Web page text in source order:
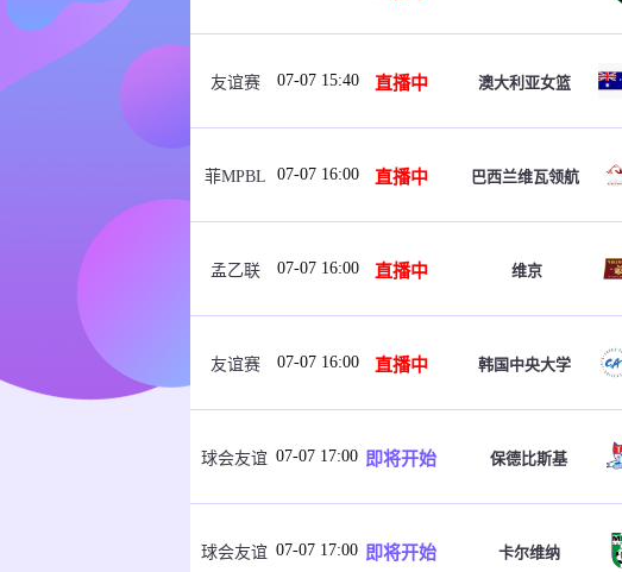
友谊赛 07-07 15:40 直播中 澳大利亚女篮
菲MPBL 07-07 16:00 直播中 巴西兰维瓦领航
孟乙联 07-07 16:00 直播中 维京
友谊赛 07-07 16:00 直播中 韩国中央大学
球会友谊 07-07 17:00 即将开始 保德比斯基
球会友谊 07-07 17:00 即将开始 卡尔维纳